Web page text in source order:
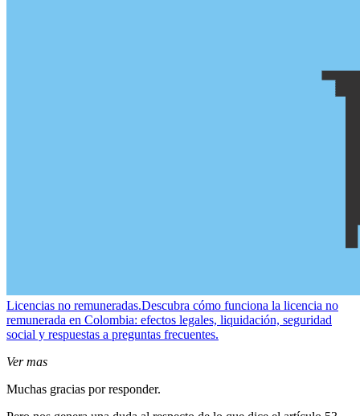
Licencias no remuneradas.Descubra cómo funciona la licencia no
remunerada en Colombia: efectos legales, liquidación, seguridad
social y respuestas a preguntas frecuentes.
Ver mas
Muchas gracias por responder.